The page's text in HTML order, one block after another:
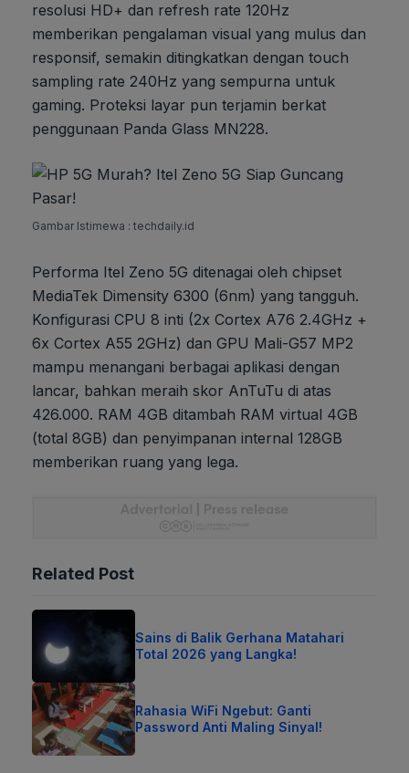
resolusi HD+ dan refresh rate 120Hz
memberikan pengalaman visual yang mulus dan
responsif, semakin ditingkatkan dengan touch
sampling rate 240Hz yang sempurna untuk
gaming. Proteksi layar pun terjamin berkat
penggunaan Panda Glass MN228.
Gambar Istimewa : techdaily.id
Performa Itel Zeno 5G ditenagai oleh chipset
MediaTek Dimensity 6300 (6nm) yang tangguh.
Konfigurasi CPU 8 inti (2x Cortex A76 2.4GHz +
6x Cortex A55 2GHz) dan GPU Mali-G57 MP2
mampu menangani berbagai aplikasi dengan
lancar, bahkan meraih skor AnTuTu di atas
426.000. RAM 4GB ditambah RAM virtual 4GB
(total 8GB) dan penyimpanan internal 128GB
memberikan ruang yang lega.
Related Post
Sains di Balik Gerhana Matahari
Total 2026 yang Langka!
Rahasia WiFi Ngebut: Ganti
Password Anti Maling Sinyal!